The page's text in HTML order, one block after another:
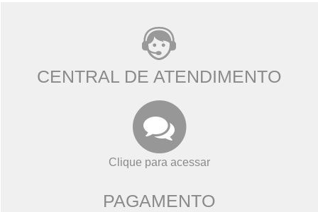
CENTRAL DE ATENDIMENTO
Clique para acessar
PAGAMENTO